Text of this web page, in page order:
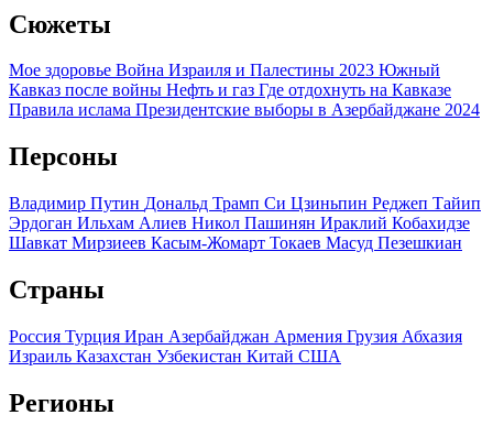
Сюжеты
Мое здоровье Война Израиля и Палестины 2023 Южный
Кавказ после войны Нефть и газ Где отдохнуть на Кавказе
Правила ислама Президентские выборы в Азербайджане 2024
Персоны
Владимир Путин Дональд Трамп Си Цзиньпин Реджеп Тайип
Эрдоган Ильхам Алиев Никол Пашинян Ираклий Кобахидзе
Шавкат Мирзиеев Касым-Жомарт Токаев Масуд Пезешкиан
Страны
Россия Турция Иран Азербайджан Армения Грузия Абхазия
Израиль Казахстан Узбекистан Китай США
Регионы